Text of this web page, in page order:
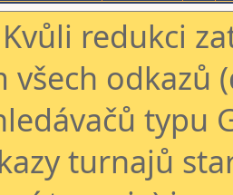
redukci
všech odkazů
typu
turnajů